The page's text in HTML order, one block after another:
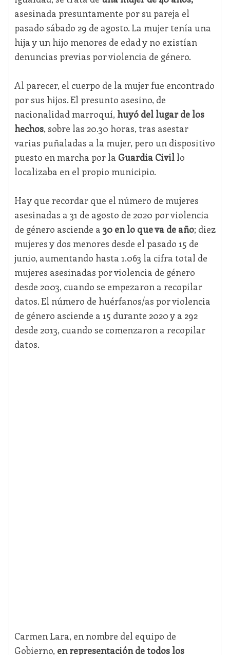
asesinada presuntamente por su pareja el
pasado sábado 29 de agosto. La mujer tenía una
hija y un hijo menores de edad y no existían
denuncias previas por violencia de género.
Al parecer, el cuerpo de la mujer fue encontrado
por sus hijos. El presunto asesino, de
nacionalidad marroquí, huyó del lugar de los
hechos, sobre las 20.30 horas, tras asestar
varias puñaladas a la mujer, pero un dispositivo
puesto en marcha por la Guardia Civillo
localizaba en el propio municipio.
Hay que recordar que el número de mujeres
asesinadas a 31 de agosto de 2020 por violencia
de género asciende a 30 en lo que va de año; diez
mujeres y dos menores desde el pasado 15 de
junio, aumentando hasta 1.063 la cifra total de
mujeres asesinadas por violencia de género
desde 2003, cuando se empezaron a recopilar
datos. El número de huérfanos/as por violencia
de género asciende a 15 durante 2020 y a 292
desde 2013, cuando se comenzaron a recopilar
datos.
Carmen Lara, en nombre del equipo de
Gobierno, en representación de todos los